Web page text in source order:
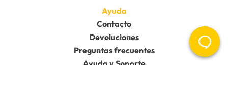
Escribe un comentario
Ayuda
Contacto
Devoluciones
Preguntas frecuentes
Ayuda y Soporte